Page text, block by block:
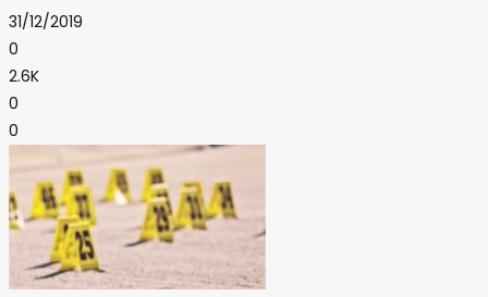
31/12/2019
0
2.6K
0
0